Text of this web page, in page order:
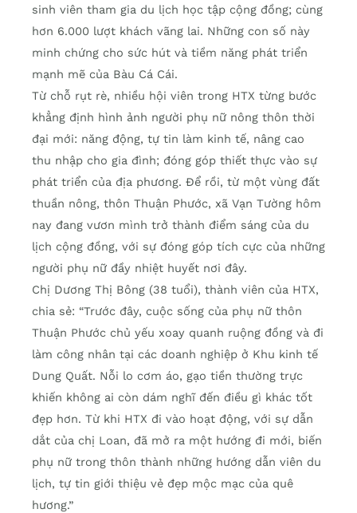
sinh viên tham gia du lịch học tập cộng đồng; cùng
hơn 6.000 lượt khách vãng lai. Những con số này
minh chứng cho sức hút và tiềm năng phát triển
mạnh mẽ của Bàu Cá Cái.
Từ chỗ rụt rè, nhiều hội viên trong HTX từng bước
khẳng định hình ảnh người phụ nữ nông thôn thời
đại mới: năng động, tự tin làm kinh tế, nâng cao
thu nhập cho gia đình; đóng góp thiết thực vào sự
phát triển của địa phương. Để rồi, từ một vùng đất
thuần nông, thôn Thuận Phước, xã Vạn Tường hôm
nay đang vươn mình trở thành điểm sáng của du
lịch cộng đồng, với sự đóng góp tích cực của những
người phụ nữ đầy nhiệt huyết nơi đây.
Chị Dương Thị Bông (38 tuổi), thành viên của HTX,
chia sẻ: “Trước đây, cuộc sống của phụ nữ thôn
Thuận Phước chủ yếu xoay quanh ruộng đồng và đi
làm công nhân tại các doanh nghiệp ở Khu kinh tế
Dung Quất. Nỗi lo cơm áo, gạo tiền thường trực
khiến không ai còn dám nghĩ đến điều gì khác tốt
đẹp hơn. Từ khi HTX đi vào hoạt động, với sự dẫn
dắt của chị Loan, đã mở ra một hướng đi mới, biến
phụ nữ trong thôn thành những hướng dẫn viên du
lịch, tự tin giới thiệu vẻ đẹp mộc mạc của quê
hương.”